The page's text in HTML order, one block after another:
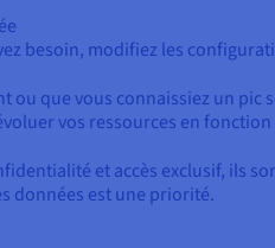
besoin, modifiez les
ou que vous connaissiez un
vos ressources en
et accès exclusif, ils
données est une priorité.